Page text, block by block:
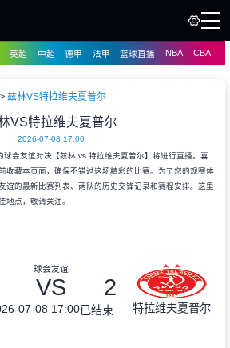
英超 中超 德甲 法甲 篮球直播 NBA CBA
兹林VS特拉维夫夏普尔
VS特拉维夫夏普尔
2026-07-08 17:00
会友谊对决【兹林 vs 特拉维夫夏普尔】将进行直播。喜
收藏本页面，确保不错过这场精彩的比赛。为了您的观赛体
谊的最新比赛列表、两队的历史交锋记录和赛程安排。这里
地点，敬请关注。
球会友谊
VS 2
07-08 17:00已结束 特拉维夫夏普尔